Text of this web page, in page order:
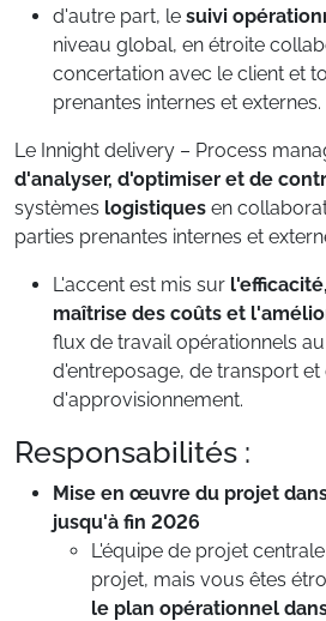
d'autre part, le suivi
niveau global, en étroite
concertation avec le client et
prenantes internes et externes.
Le Innight delivery – Process
d'analyser, d'optimiser et de
systèmes logistiques en
parties prenantes internes et
L'accent est mis sur
maîtrise des coûts et
flux de travail opérationnels
d'entreposage, de transport et
d'approvisionnement.
Responsabilités :
Mise en œuvre du projet
jusqu'à fin 2026
L'équipe de projet
projet, mais vous êtes
le plan opérationnel